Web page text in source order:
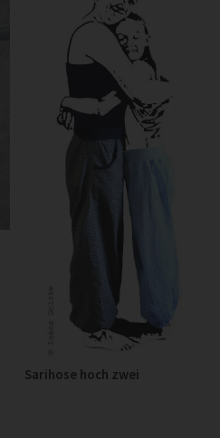
Sarihose hoch zwei